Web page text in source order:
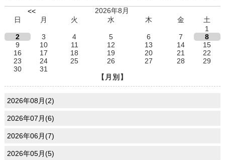
<<
2026年8月
日
月 火 水 木 金
土
1
2
3 4 5 6 7
8
9
10 11 12 13 14
15
16
17 18 19 20 21
22
23
24 25 26 27 28
29
30
31
【月別】
2026年08月(2)
2026年07月(6)
2026年06月(7)
2026年05月(5)